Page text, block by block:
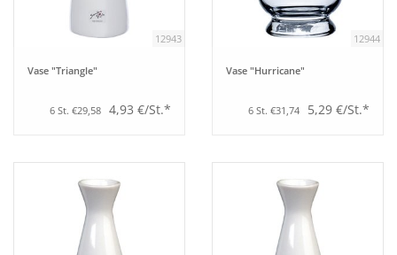
12943
Vase "Triangle"
6 St. €29,58 4,93 €/St.*
12944
Vase "Hurricane"
6 St. €31,74 5,29 €/St.*